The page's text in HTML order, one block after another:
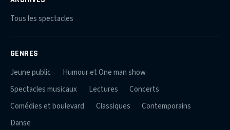
Tous les spectacles
GENRES
Jeune public
Humour et One man show
Spectacles musicaux
Lectures
Concerts
Comédies et boulevard
Classiques
Contemporains
Danse